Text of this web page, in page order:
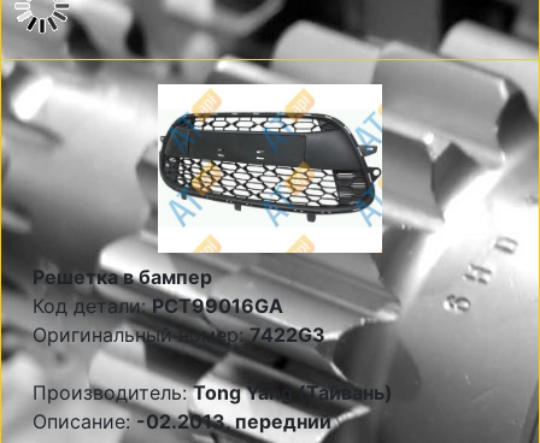
Решетка в бампер
Код детали:PCT99016GA
Оригинальный номер:7422G3
Производитель:Tong Yang (Тайвань)
Описание:-02.2013, передний